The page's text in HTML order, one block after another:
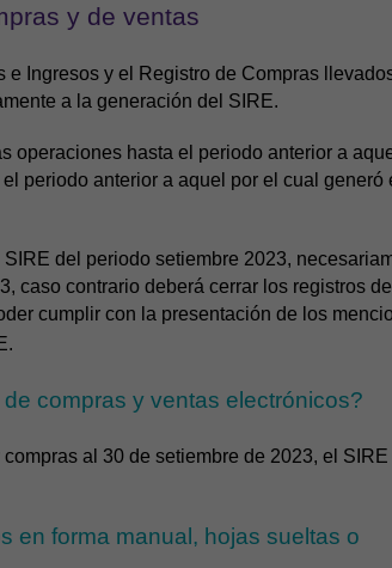
y de ventas
e Ingresos y el Registro de Compras
a la generación del SIRE.
operaciones hasta el periodo anterior a
periodo anterior a aquel por el cual generó
del periodo setiembre 2023,
caso contrario deberá cerrar los registros del
cumplir con la presentación de los
compras y ventas electrónicos?
al 30 de setiembre de 2023, el SIRE
en forma manual, hojas sueltas o